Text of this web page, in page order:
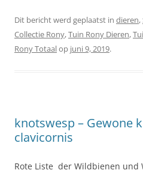
Dit bericht werd geplaatst in dieren,
Collectie Rony,Tuin Rony Dieren,
Rony Totaalop juni 9, 2019.
knotswesp – Gewone
clavicornis
Rote Liste der Wildbienen und